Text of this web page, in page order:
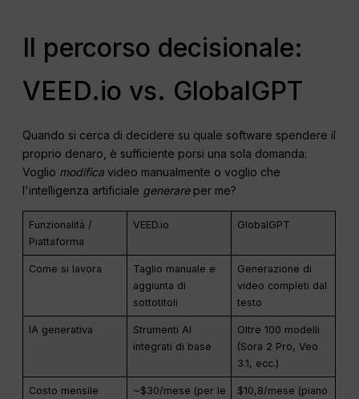
Il percorso decisionale:
VEED.io vs. GlobalGPT
Quando si cerca di decidere su quale software spendere il
proprio denaro, è sufficiente porsi una sola domanda:
Voglio modifica video manualmente o voglio che
l'intelligenza artificiale generareper me?
Funzionalità /
Piattaforma
VEED.io GlobalGPT
Come si lavora
Taglio manuale e
aggiunta di
sottotitoli
Generazione di
video completi dal
testo
IA generativa
Strumenti AI
integrati di base
Oltre 100 modelli
(Sora 2 Pro, Veo
3.1, ecc.)
Costo mensile
~$30/mese (per le
$10,8/mese (piano